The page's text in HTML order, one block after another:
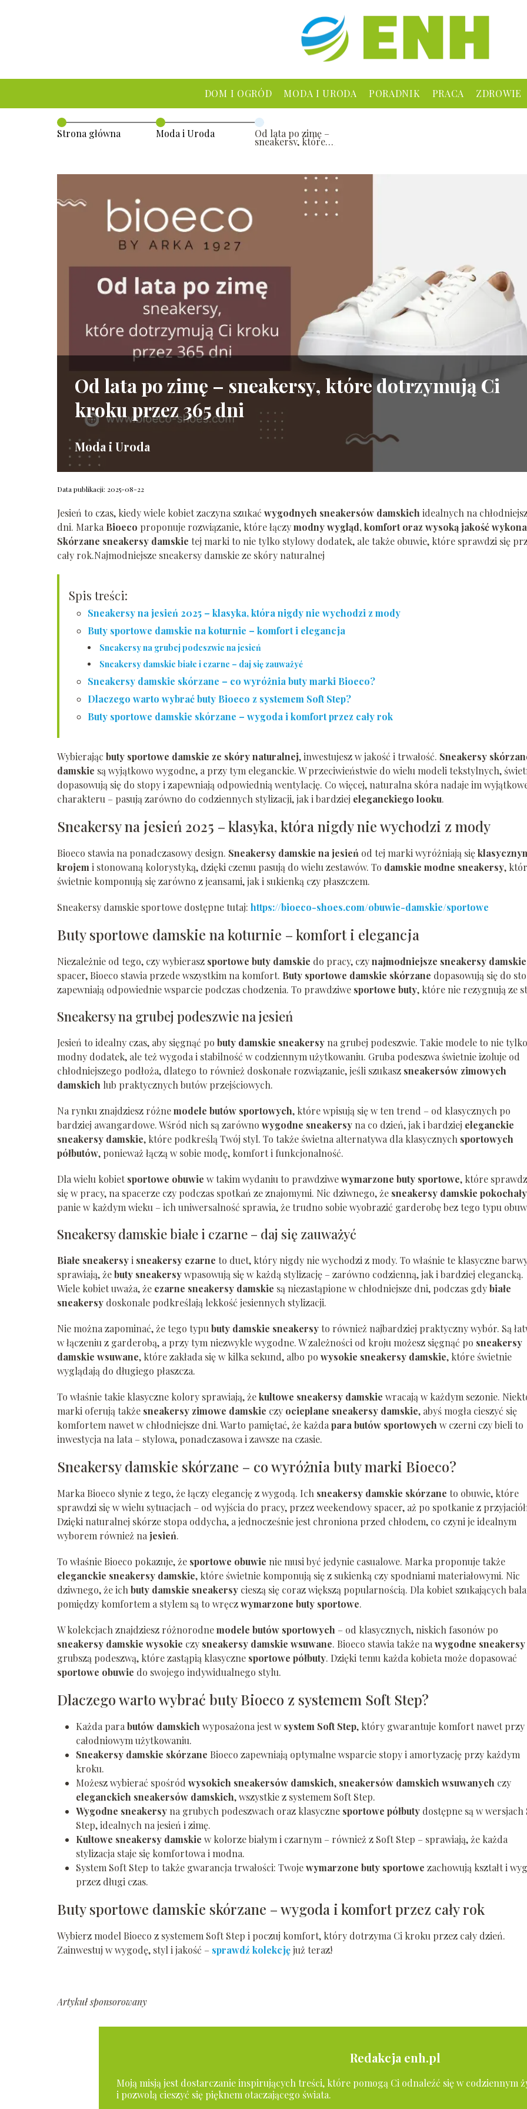
DOM I OGRÓD MODA I URODA PORADNIK PRACA ZDROWIE
Strona główna Moda i Uroda Od lata po zimę –
sneakersy, które
dotrzymują Ci kroku
Od lata po zimę – sneakersy, które dotrzymują Ci
kroku przez 365 dni
Moda i Uroda
Data publikacji: 2025-08-22
Jesień to czas, kiedy wiele kobiet zaczyna szukać wygodnych sneakersów damskichidealnych na
dni. MarkaBioeco proponuje rozwiązanie, które łączymodny wygląd, komfort oraz wysoką jakość
Skórzane sneakersy damskie tej marki to nie tylko stylowy dodatek, ale także obuwie, które sprawdzi się
cały rok.Najmodniejsze sneakersy damskie ze skóry naturalnej
Spis treści:
Sneakersy na jesień 2025 – klasyka, która nigdy nie wychodzi z mody
Buty sportowe damskie na koturnie – komfort i elegancja
Sneakersy na grubej podeszwie na jesień
Sneakersy damskie białe i czarne – daj się zauważyć
Sneakersy damskie skórzane – co wyróżnia buty marki Bioeco?
Dlaczego warto wybrać buty Bioeco z systemem Soft Step?
Buty sportowe damskie skórzane – wygoda i komfort przez cały rok
Wybierając buty sportowe damskie ze skóry naturalnej, inwestujesz w jakość i trwałość. Sneakersy
damskie są wyjątkowo wygodne, a przy tym eleganckie. W przeciwieństwie do wielu modeli tekstylnych,
dopasowują się do stopy i zapewniają odpowiednią wentylację. Co więcej, naturalna skóra nadaje im
charakteru – pasują zarówno do codziennych stylizacji, jak i bardziej eleganckiego looku.
Sneakersy na jesień 2025 – klasyka, która nigdy nie wychodzi z mody
Bioeco stawia na ponadczasowy design. Sneakersy damskie na jesień od tej marki wyróżniają się
krojemi stonowaną kolorystyką, dzięki czemu pasują do wielu zestawów. To damskie modne sneakersy,
świetnie komponują się zarówno z jeansami, jak i sukienką czy płaszczem.
Sneakersy damskie sportowe dostępne tutaj: https://bioeco-shoes.com/obuwie-damskie/sportowe
Buty sportowe damskie na koturnie – komfort i elegancja
Niezależnie od tego, czy wybierasz sportowe buty damskie do pracy, czynajmodniejsze sneakersy damskie
spacer, Bioeco stawia przede wszystkim na komfort. Buty sportowe damskie skórzane dopasowują się do
zapewniają odpowiednie wsparcie podczas chodzenia. To prawdziwe sportowe buty, które nie rezygnują ze
Sneakersy na grubej podeszwie na jesień
Jesień to idealny czas, aby sięgnąć po buty damskie sneakersyna grubej podeszwie. Takie modele to nie tylko
modny dodatek, ale też wygoda i stabilność w codziennym użytkowaniu. Gruba podeszwa świetnie izoluje od
chłodniejszego podłoża, dlatego to również doskonałe rozwiązanie, jeśli szukasz sneakersów zimowych
damskich lub praktycznych butów przejściowych.
Na rynku znajdziesz różnemodele butów sportowych, które wpisują się w ten trend – od klasycznych po
bardziej awangardowe. Wśród nich są zarówno wygodne sneakersyna co dzień, jak i bardziej eleganckie
sneakersy damskie, które podkreślą Twój styl. To także świetna alternatywa dla klasycznych sportowych
półbutów, ponieważ łączą w sobie modę, komfort i funkcjonalność.
Dla wielu kobiet sportowe obuwie w takim wydaniu to prawdziwewymarzone buty sportowe, które
się w pracy, na spacerze czy podczas spotkań ze znajomymi. Nic dziwnego, że sneakersy damskie pokochały
panie w każdym wieku – ich uniwersalność sprawia, że trudno sobie wyobrazić garderobę bez tego typu
Sneakersy damskie białe i czarne – daj się zauważyć
Białe sneakersyi sneakersy czarne to duet, który nigdy nie wychodzi z mody. To właśnie te klasyczne
sprawiają, żebuty sneakersywpasowują się w każdą stylizację – zarówno codzienną, jak i bardziej elegancką.
Wiele kobiet uważa, że czarne sneakersy damskie są niezastąpione w chłodniejsze dni, podczas gdybiałe
sneakersy doskonale podkreślają lekkość jesiennych stylizacji.
Nie można zapominać, że tego typubuty damskie sneakersyto również najbardziej praktyczny wybór. Są
w łączeniu z garderobą, a przy tym niezwykle wygodne. W zależności od kroju możesz sięgnąć po sneakersy
damskie wsuwane, które zakłada się w kilka sekund, albo po wysokie sneakersy damskie, które świetnie
wyglądają do długiego płaszcza.
To właśnie takie klasyczne kolory sprawiają, żekultowe sneakersy damskie wracają w każdym sezonie.
marki oferują także sneakersy zimowe damskie czy ocieplane sneakersy damskie, abyś mogła cieszyć się
komfortem nawet w chłodniejsze dni. Warto pamiętać, że każdapara butów sportowychw czerni czy bieli to
inwestycja na lata – stylowa, ponadczasowa i zawsze na czasie.
Sneakersy damskie skórzane – co wyróżnia buty marki Bioeco?
Marka Bioeco słynie z tego, że łączy elegancję z wygodą. Ich sneakersy damskie skórzane to obuwie, które
sprawdzi się w wielu sytuacjach – od wyjścia do pracy, przez weekendowy spacer, aż po spotkanie z
Dzięki naturalnej skórze stopa oddycha, a jednocześnie jest chroniona przed chłodem, co czyni je idealnym
wyborem również najesień.
To właśnie Bioeco pokazuje, że sportowe obuwie nie musi być jedynie casualowe. Marka proponuje także
eleganckie sneakersy damskie, które świetnie komponują się z sukienką czy spodniami materiałowymi. Nic
dziwnego, że ichbuty damskie sneakersy cieszą się coraz większą popularnością. Dla kobiet szukających
pomiędzy komfortem a stylem są to wręczwymarzone buty sportowe.
W kolekcjach znajdziesz różnorodnemodele butów sportowych – od klasycznych, niskich fasonów po
sneakersy damskie wysokie czy sneakersy damskie wsuwane. Bioeco stawia także nawygodne sneakersy
grubszą podeszwą, które zastąpią klasyczne sportowe półbuty. Dzięki temu każda kobieta może dopasować
sportowe obuwie do swojego indywidualnego stylu.
Dlaczego warto wybrać buty Bioeco z systemem Soft Step?
Każda parabutów damskichwyposażona jest w system Soft Step, który gwarantuje komfort nawet przy
całodniowym użytkowaniu.
Sneakersy damskie skórzane Bioeco zapewniają optymalne wsparcie stopy i amortyzację przy każdym
kroku.
Możesz wybierać spośród wysokich sneakersów damskich, sneakersów damskich wsuwanych czy
eleganckich sneakersów damskich, wszystkie z systemem Soft Step.
Wygodne sneakersyna grubych podeszwach oraz klasyczne sportowe półbuty dostępne są w wersjach
Step, idealnych na jesień i zimę.
Kultowe sneakersy damskie w kolorze białym i czarnym – również z Soft Step – sprawiają, że każda
stylizacja staje się komfortowa i modna.
System Soft Step to także gwarancja trwałości: Twojewymarzone buty sportowe zachowują kształt i
przez długi czas.
Buty sportowe damskie skórzane – wygoda i komfort przez cały rok
Wybierz model Bioeco z systemem Soft Step i poczuj komfort, który dotrzyma Ci kroku przez cały dzień.
Zainwestuj w wygodę, styl i jakość – sprawdź kolekcjęjuż teraz!
Artykuł sponsorowany
Redakcja enh.pl
Moją misją jest dostarczanie inspirujących treści, które pomogą Ci odnaleźć się w codziennym
i pozwolą cieszyć się pięknem otaczającego świata.